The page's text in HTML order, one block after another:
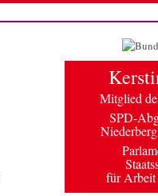
Mitglied
SPD-
für Arbeit